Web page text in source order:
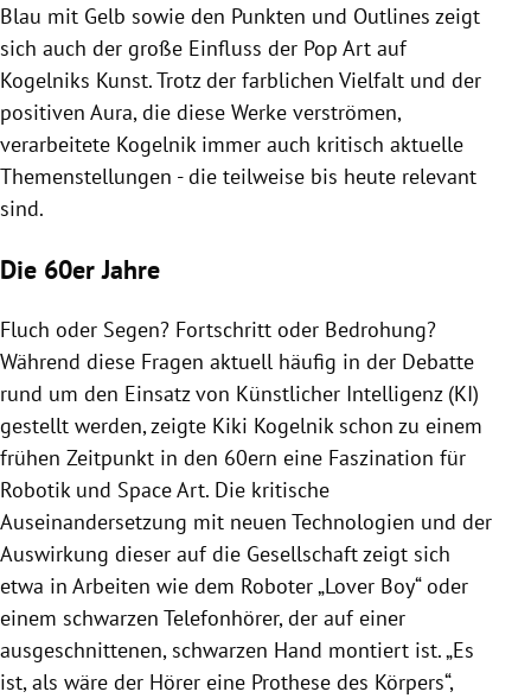
Blau mit Gelb sowie den Punkten und Outlines zeigt
sich auch der große Einfluss der Pop Art auf
Kogelniks Kunst. Trotz der farblichen Vielfalt und der
positiven Aura, die diese Werke verströmen,
verarbeitete Kogelnik immer auch kritisch aktuelle
Themenstellungen - die teilweise bis heute relevant
sind.
Die 60er Jahre
Fluch oder Segen? Fortschritt oder Bedrohung?
Während diese Fragen aktuell häufig in der Debatte
rund um den Einsatz von Künstlicher Intelligenz (KI)
gestellt werden, zeigte Kiki Kogelnik schon zu einem
frühen Zeitpunkt in den 60ern eine Faszination für
Robotik und Space Art. Die kritische
Auseinandersetzung mit neuen Technologien und der
Auswirkung dieser auf die Gesellschaft zeigt sich
etwa in Arbeiten wie dem Roboter „Lover Boy“ oder
einem schwarzen Telefonhörer, der auf einer
ausgeschnittenen, schwarzen Hand montiert ist. „Es
ist, als wäre der Hörer eine Prothese des Körpers“,